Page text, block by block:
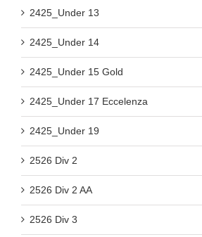
2425_Under 13
2425_Under 14
2425_Under 15 Gold
2425_Under 17 Eccelenza
2425_Under 19
2526 Div 2
2526 Div 2 AA
2526 Div 3